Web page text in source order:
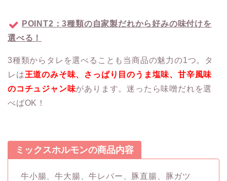
POINT2：3種類の自家製だれから好みの味付けを
選べる！
3種類からタレを選べることも当商品の魅力の1つ。タ
レは王道のみそ味、さっぱり目のうま塩味、甘辛風味
のコチュジャン味があります。迷ったら味噌だれを選
べばOK！
ミックスホルモンの商品内容
牛小腸、牛大腸、牛レバー、豚直腸、豚ガツ